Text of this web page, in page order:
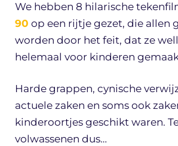
We hebben 8 hilarische
90 op een rijtje gezet, die allen
worden door het feit, dat ze
helemaal voor kinderen
Harde grappen, cynische
actuele zaken en soms ook
kinderoortjes geschikt waren.
volwassenen dus…